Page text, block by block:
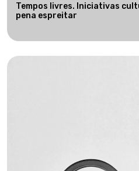
Tempos livres. Iniciativas
pena espreitar